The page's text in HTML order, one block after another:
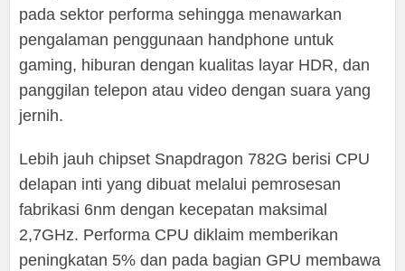
pada sektor performa sehingga menawarkan
pengalaman penggunaan handphone untuk
gaming, hiburan dengan kualitas layar HDR, dan
panggilan telepon atau video dengan suara yang
jernih.
Lebih jauh chipset Snapdragon 782G berisi CPU
delapan inti yang dibuat melalui pemrosesan
fabrikasi 6nm dengan kecepatan maksimal
2,7GHz. Performa CPU diklaim memberikan
peningkatan 5% dan pada bagian GPU membawa